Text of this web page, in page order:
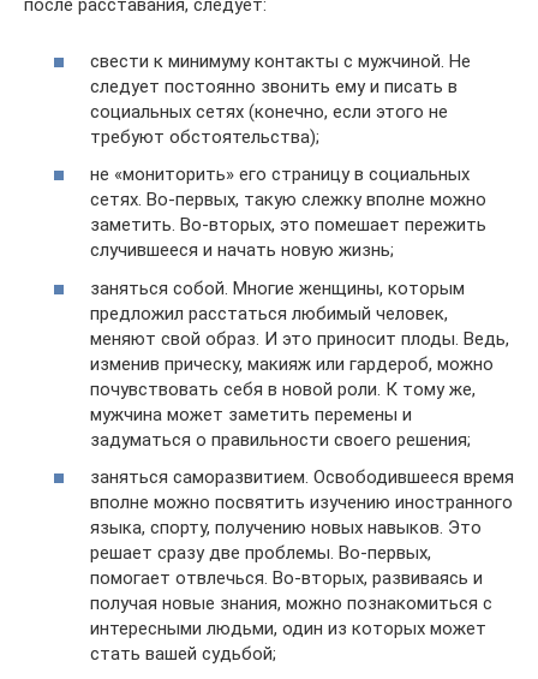
после расставания, следует:
свести к минимуму контакты с мужчиной. Не
следует постоянно звонить ему и писать в
социальных сетях (конечно, если этого не
требуют обстоятельства);
не «мониторить» его страницу в социальных
сетях. Во-первых, такую слежку вполне можно
заметить. Во-вторых, это помешает пережить
случившееся и начать новую жизнь;
заняться собой. Многие женщины, которым
предложил расстаться любимый человек,
меняют свой образ. И это приносит плоды. Ведь,
изменив прическу, макияж или гардероб, можно
почувствовать себя в новой роли. К тому же,
мужчина может заметить перемены и
задуматься о правильности своего решения;
заняться саморазвитием. Освободившееся время
вполне можно посвятить изучению иностранного
языка, спорту, получению новых навыков. Это
решает сразу две проблемы. Во-первых,
помогает отвлечься. Во-вторых, развиваясь и
получая новые знания, можно познакомиться с
интересными людьми, один из которых может
стать вашей судьбой;